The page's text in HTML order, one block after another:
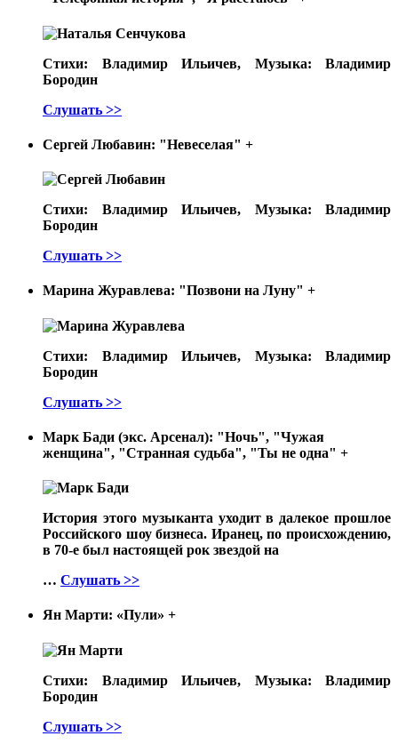
Стихи: Владимир Ильичев, Музыка: Владимир
Бородин
Слушать >>
Сергей Любавин: "Невеселая" +
Стихи: Владимир Ильичев, Музыка: Владимир
Бородин
Слушать >>
Марина Журавлева: "Позвони на Луну" +
Стихи: Владимир Ильичев, Музыка: Владимир
Бородин
Слушать >>
Марк Бади (экс. Арсенал): "Ночь", "Чужая
женщина", "Странная судьба", "Ты не одна" +
История этого музыканта уходит в далекое прошлое
Российского шоу бизнеса. Иранец, по происхождению,
в 70-е был настоящей рок звездой на
… Слушать >>
Ян Марти: «Пули» +
Стихи: Владимир Ильичев, Музыка: Владимир
Бородин
Слушать >>